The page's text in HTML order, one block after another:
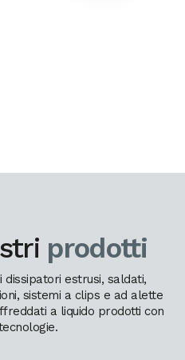
prodotti
estrusi, saldati,
sistemi a clips e ad alette
a liquido prodotti con